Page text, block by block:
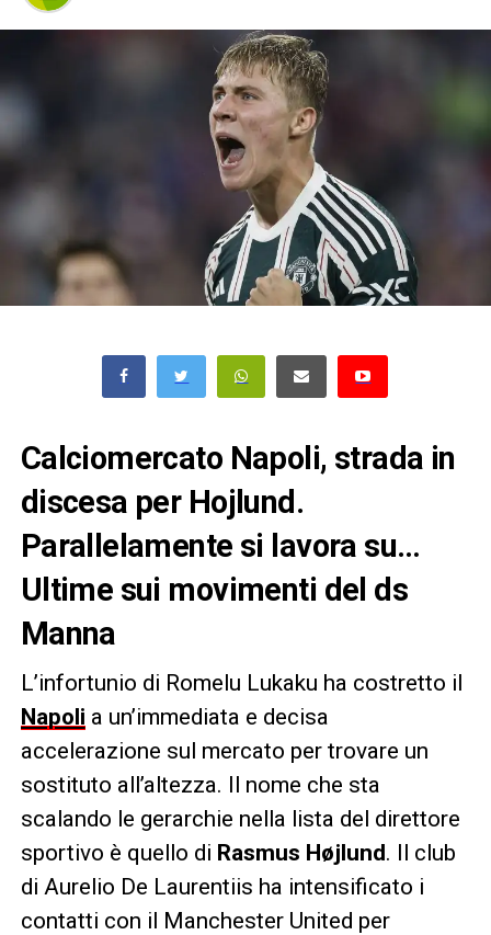
Calciomercato Napoli, strada in
discesa per Hojlund.
Parallelamente si lavora su…
Ultime sui movimenti del ds
Manna
L’infortunio di Romelu Lukaku ha costretto il
Napoli a un’immediata e decisa
accelerazione sul mercato per trovare un
sostituto all’altezza. Il nome che sta
scalando le gerarchie nella lista del direttore
sportivo è quello di Rasmus Højlund. Il club
di Aurelio De Laurentiis ha intensificato i
contatti con il Manchester United per